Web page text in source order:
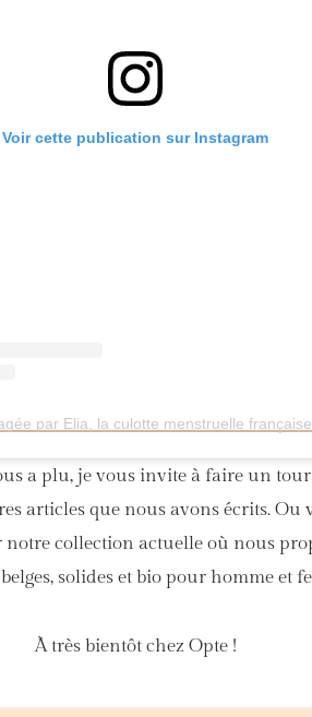
Voir cette publication sur Instagram
a plu, je vous invite à faire un
articles que nous avons écrits. Ou
collection actuelle où nous
solides et bio pour homme et
À très bientôt chez Opte !